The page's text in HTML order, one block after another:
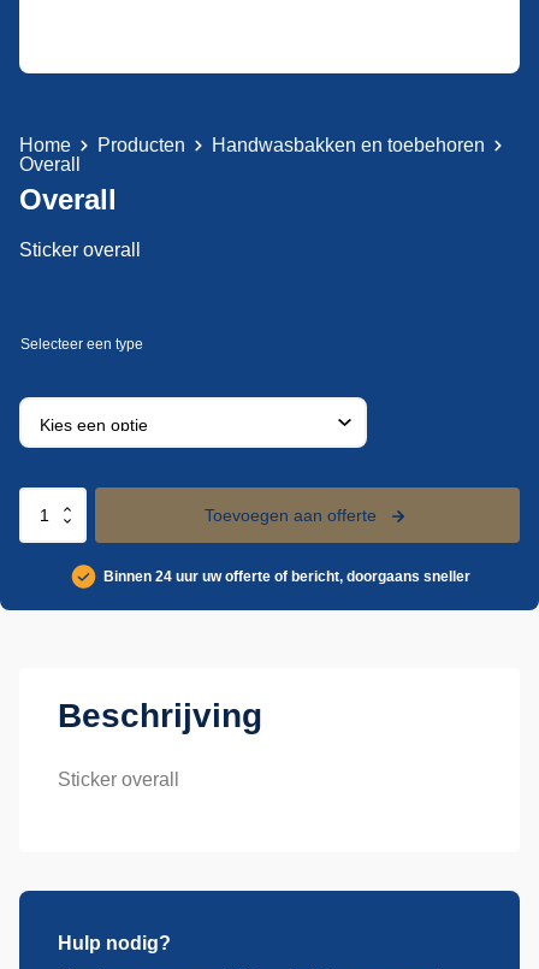
Home Producten
Handwasbakken en toebehoren
Overall
Overall
Sticker overall
Overall
Toevoegen aan offerte
Binnen 24 uur uw offerte of bericht, doorgaans sneller
Beschrijving
Sticker overall
Hulp nodig?